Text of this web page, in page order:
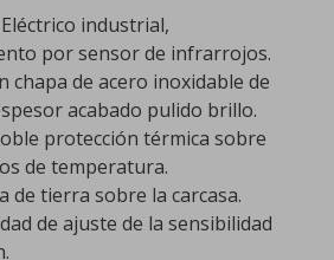
industrial,
por sensor de infrarrojos.
chapa de acero inoxidable de
acabado pulido brillo.
protección térmica sobre
de temperatura.
de tierra sobre la carcasa.
de ajuste de la sensibilidad